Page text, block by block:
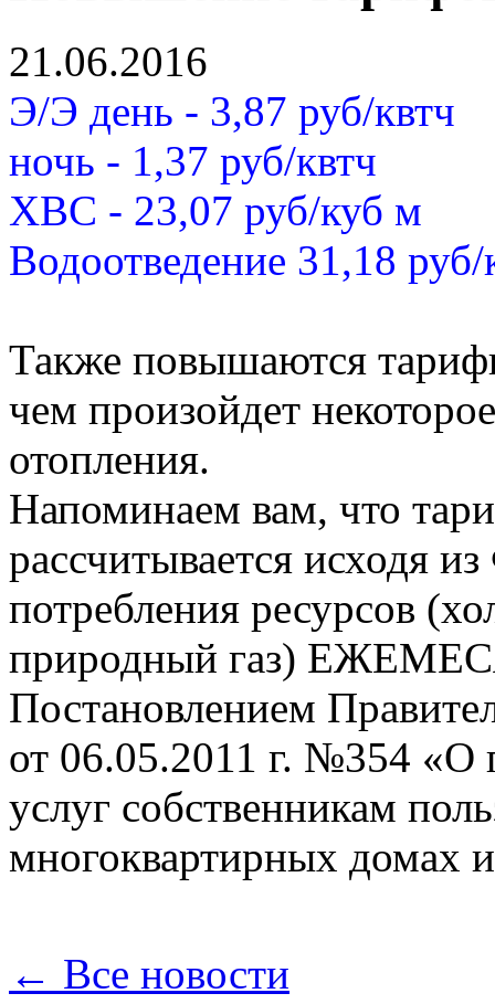
21.06.2016
Э/Э день - 3,87 руб/квтч
ночь - 1,37 руб/квтч
ХВС - 23,07 руб/куб м
Водоотведение 31,18
Также повышаются
чем произойдет
отопления.
Напоминаем вам, что
рассчитывается
потребления ресурсов
природный газ)
Постановлением
от 06.05.2011 г. №354 «О
услуг собственникам
многоквартирных домах
← Все новости